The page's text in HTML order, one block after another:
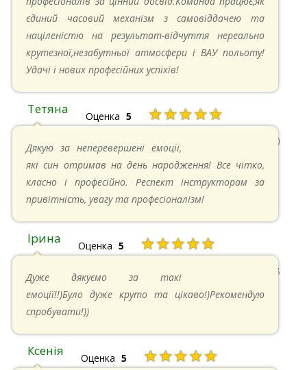
єдиний часовий механізм з самовіддачею та
націленістю на результат-відчуття нереально
крутезної,незабутньої атмосфери і ВАУ польоту!
Удачі і нових професійних успіхів!
Тетяна Оценка 5 ★★★★★
13.05.2024 в 11:30
Дякую за неперевершені емоції,
які син отримав на день народження! Все чітко,
класно і професійно. Респект інструкторам за
привітність, увагу та професіоналізм!
Ірина Оценка 5 ★★★★★
11.05.2024 в 15:48
Дуже дякуємо за такі
емоції!!)Було дуже круто та цікаво!)Рекомендую
спробувати!))
Ксенія Оценка 5 ★★★★★